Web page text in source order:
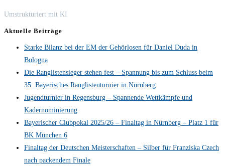
Umstrukturiert mit KI
Aktuelle Beiträge
Starke Bilanz bei der EM der Gehörlosen für Daniel Duda in
Bologna
Die Ranglistensieger stehen fest – Spannung bis zum Schluss beim
35. Bayerisches Ranglistenturnier in Nürnberg
Jugendturnier in Regensburg – Spannende Wettkämpfe und
Kadernominierung
Bayerischer Clubpokal 2025/26 – Finaltag in Nürnberg – Platz 1 für
BK München 6
Finaltag der Deutschen Meisterschaften – Silber für Franziska Czech
nach packendem Finale